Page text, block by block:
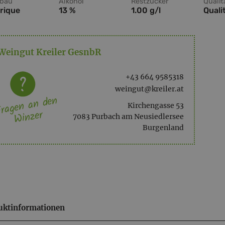
13 % 1.00 g/l
Kreiler GesnbR
+43 664 9585318
weingut@kreiler.at
Kirchengasse 53
7083 Purbach am Neusiedlersee
Burgenland
an den
Winzer